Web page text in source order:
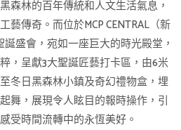
森林的百年傳統和人文生活氣息，
傳奇。而位於MCP CENTRAL（新
盛會，宛如一座巨大的時光殿堂，
，呈獻3大聖誕匠藝打卡區，由6米
冬日黑森林小鎮及奇幻禮物盒，埋
舞，展現令人眩目的報時操作，引
受時間流轉中的永恆美好。